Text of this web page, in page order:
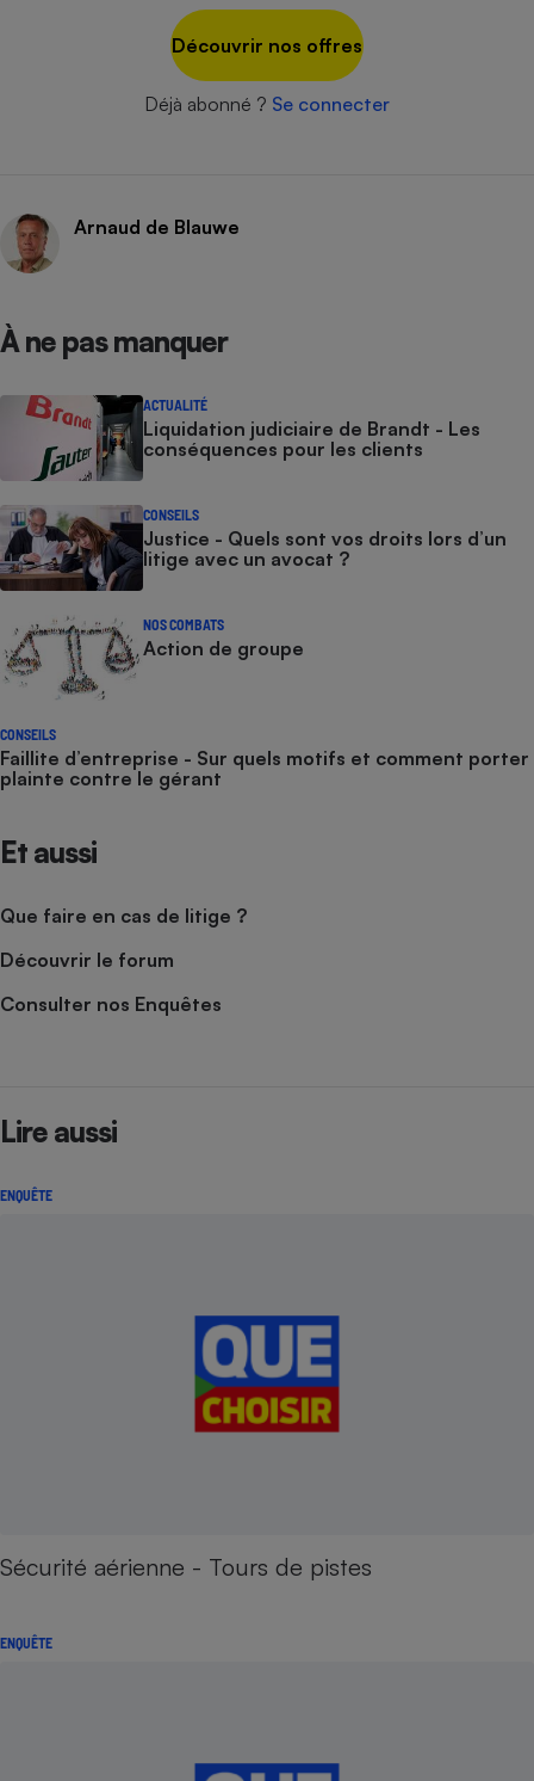
Découvrir nos offres
Déjà abonné ? Se connecter
Arnaud de Blauwe
À ne pas manquer
ACTUALITÉ
Liquidation judiciaire de Brandt - Les
conséquences pour les clients
CONSEILS
Justice - Quels sont vos droits lors d’un
litige avec un avocat ?
NOS COMBATS
Action de groupe
CONSEILS
Faillite d’entreprise - Sur quels motifs et comment porter
plainte contre le gérant
Et aussi
Que faire en cas de litige ?
Découvrir le forum
Consulter nos Enquêtes
Lire aussi
ENQUÊTE
Sécurité aérienne - Tours de pistes
ENQUÊTE
Robot ménager